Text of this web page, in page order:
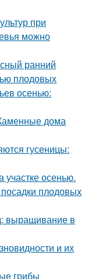
при
можно
ранний
плодовых
осенью:
дома
гусеницы:
участке осенью.
плодовых
выращивание в
и их
грибы